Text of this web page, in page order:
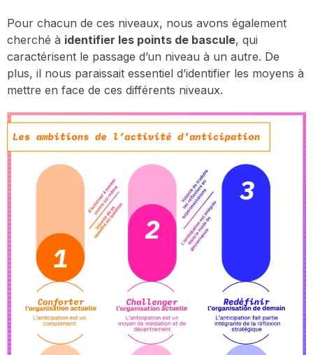
Pour chacun de ces niveaux, nous avons également
cherché à identifier les points de bascule, qui
caractérisent le passage d’un niveau à un autre. De
plus, il nous paraissait essentiel d’identifier les moyens à
mettre en face de ces différents niveaux.